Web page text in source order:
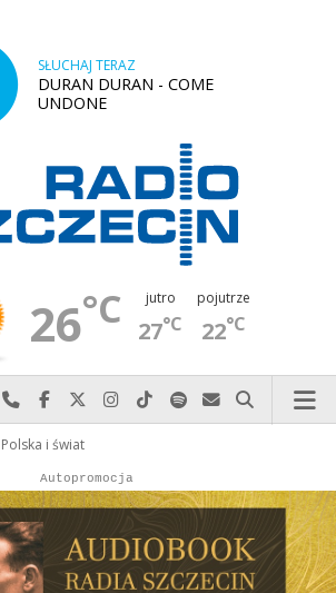
SŁUCHAJ TERAZ
DURAN DURAN - COME
UNDONE
26°C jutro
27°C
pojutrze
22°C
Najlepiej po prostu do nas zadzwoń
Odwiedź nas na Facebook-u
Odwiedź nas na X
Odwiedź nas na Instagram-ie
Odwiedź nas na TikTok-u
Szukaj nas na Spotify
Wyślij do nas
Szukaj
Polska i świat
Reklama
Autopromocja